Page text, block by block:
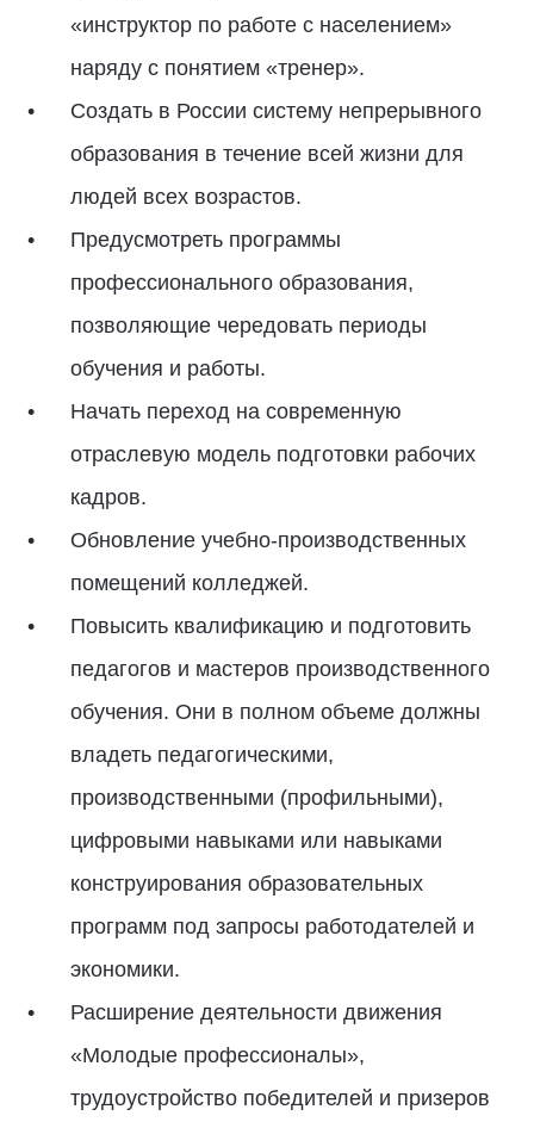
«инструктор по работе с населением»
наряду с понятием «тренер».
Создать в России систему непрерывного
образования в течение всей жизни для
людей всех возрастов.
Предусмотреть программы
профессионального образования,
позволяющие чередовать периоды
обучения и работы.
Начать переход на современную
отраслевую модель подготовки рабочих
кадров.
Обновление учебно-производственных
помещений колледжей.
Повысить квалификацию и подготовить
педагогов и мастеров производственного
обучения. Они в полном объеме должны
владеть педагогическими,
производственными (профильными),
цифровыми навыками или навыками
конструирования образовательных
программ под запросы работодателей и
экономики.
Расширение деятельности движения
«Молодые профессионалы»,
трудоустройство победителей и призеров